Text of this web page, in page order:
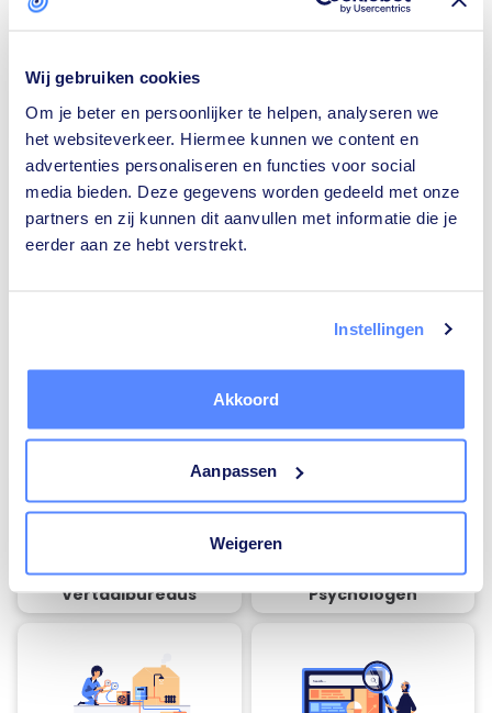
Wij gebruiken cookies
Om je beter en persoonlijker te helpen, analyseren we
het websiteverkeer. Hiermee kunnen we content en
advertenties personaliseren en functies voor social
media bieden. Deze gegevens worden gedeeld met onze
partners en zij kunnen dit aanvullen met informatie die je
eerder aan ze hebt verstrekt.
Instellingen
Akkoord
Aanpassen
Weigeren
Isolatiebedrijven Rijscholen
Relatietherapeuten Tekstschrijvers
Vertaalbureaus Psychologen